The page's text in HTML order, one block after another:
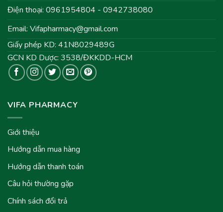
Điện thoại: 0961954804 - 0942738080
Email: Vifapharmacy@gmail.com
Giấy phép KD: 41N8029489G
GCN KD Dược: 3538/ĐKKDD-HCM
VIFA PHARMACY
Giới thiệu
Hướng dẫn mua hàng
Hướng dẫn thanh toán
Câu hỏi thường gặp
Chính sách đổi trả